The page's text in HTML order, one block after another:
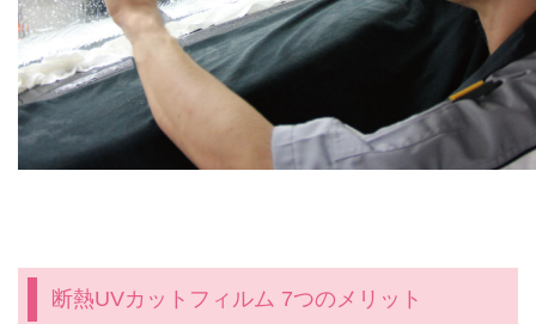
断熱UVカットフィルム 7つのメリット